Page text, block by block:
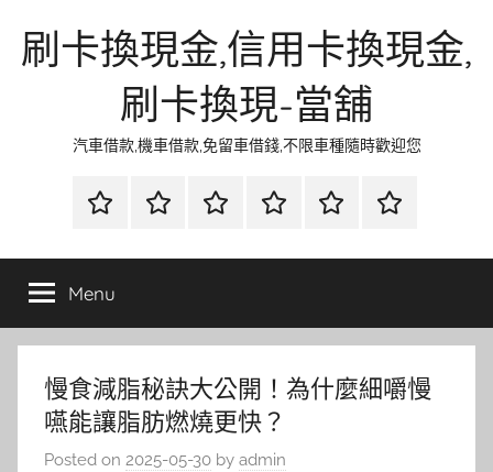
刷卡換現金,信用卡換現金,
刷卡換現-當舖
汽車借款,機車借款,免留車借錢,不限車種隨時歡迎您
首
當
金
網
資
流
時
環
清
聯
徵
Menu
慢食減脂秘訣大公開！為什麼細嚼慢
嚥能讓脂肪燃燒更快？
Posted on 2025-05-30 by admin